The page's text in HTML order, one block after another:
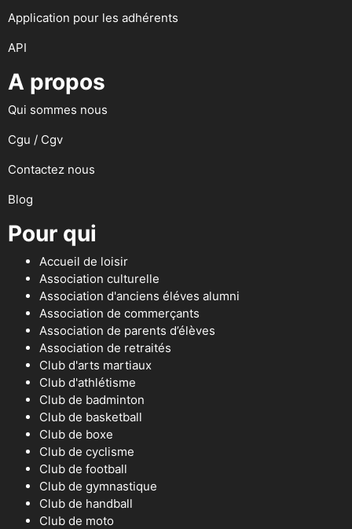
Application pour les adhérents
API
A propos
Qui sommes nous
Cgu / Cgv
Contactez nous
Blog
Pour qui
Accueil de loisir
Association culturelle
Association d'anciens éléves alumni
Association de commerçants
Association de parents d’élèves
Association de retraités
Club d'arts martiaux
Club d'athlétisme
Club de badminton
Club de basketball
Club de boxe
Club de cyclisme
Club de football
Club de gymnastique
Club de handball
Club de moto